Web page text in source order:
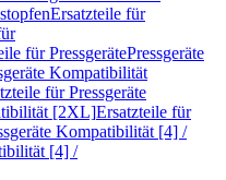
Ersatzteile für
für PressgerätePressgeräte
Kompatibilität
für Pressgeräte
[2XL]Ersatzteile für
Kompatibilität [4] /
[4] /